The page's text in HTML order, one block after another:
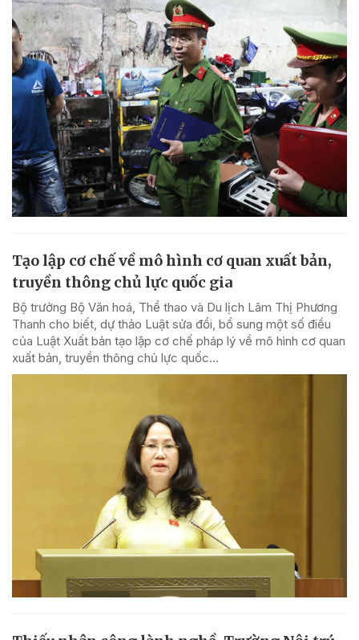
Tạo lập cơ chế về mô hình cơ quan xuất bản,
truyền thông chủ lực quốc gia
Bộ trưởng Bộ Văn hoá, Thể thao và Du lịch Lâm Thị Phương
Thanh cho biết, dự thảo Luật sửa đổi, bổ sung một số điều
của Luật Xuất bản tạo lập cơ chế pháp lý về mô hình cơ quan
xuất bản, truyền thông chủ lực quốc...